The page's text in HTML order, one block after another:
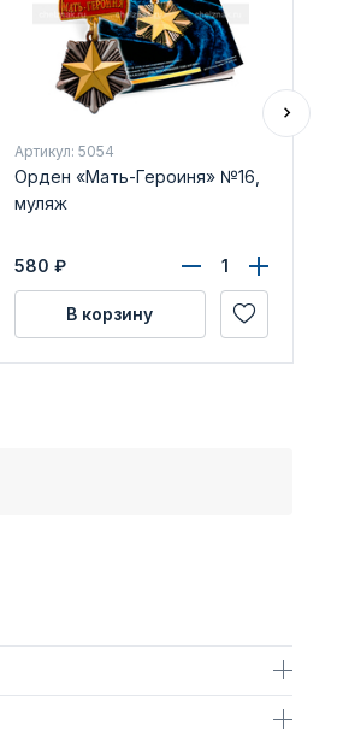
Артикул: 5054
Орден «Мать-Героиня» №16,
муляж
580 ₽
В корзину